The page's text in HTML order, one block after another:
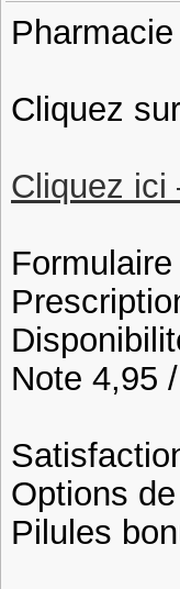
Cliquez
Cliquez ici
Formulaire
Note 4,95
Options
Pilules